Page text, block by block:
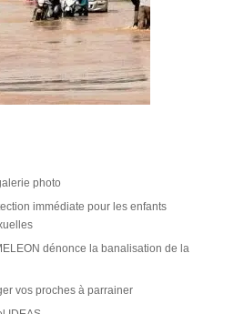
photo
immédiate pour les enfants
dénonce la banalisation de la
vos proches à parrainer